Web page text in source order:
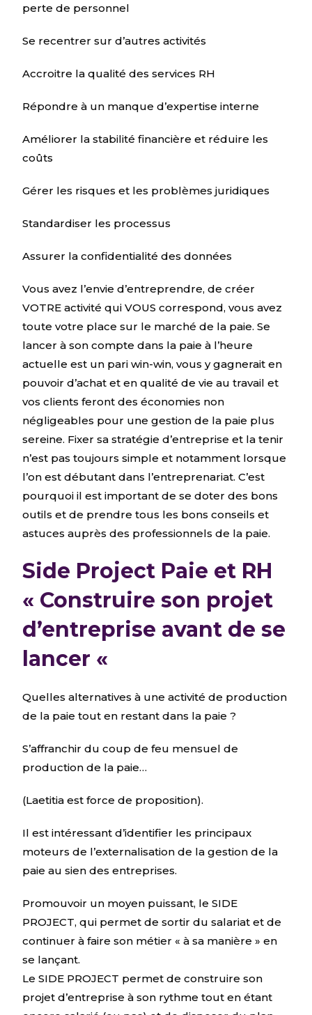
perte de personnel
Se recentrer sur d’autres activités
Accroitre la qualité des services RH
Répondre à un manque d’expertise interne
Améliorer la stabilité financière et réduire les
coûts
Gérer les risques et les problèmes juridiques
Standardiser les processus
Assurer la confidentialité des données
Vous avez l’envie d’entreprendre, de créer
VOTRE activité qui VOUS correspond, vous avez
toute votre place sur le marché de la paie. Se
lancer à son compte dans la paie à l’heure
actuelle est un pari win-win, vous y gagnerait en
pouvoir d’achat et en qualité de vie au travail et
vos clients feront des économies non
négligeables pour une gestion de la paie plus
sereine. Fixer sa stratégie d’entreprise et la tenir
n’est pas toujours simple et notamment lorsque
l’on est débutant dans l’entreprenariat. C’est
pourquoi il est important de se doter des bons
outils et de prendre tous les bons conseils et
astuces auprès des professionnels de la paie.
Side Project Paie et RH
« Construire son projet
d’entreprise avant de se
lancer «
Quelles alternatives à une activité de production
de la paie tout en restant dans la paie ?
S’affranchir du coup de feu mensuel de
production de la paie…
(Laetitia est force de proposition).
Il est intéressant d’identifier les principaux
moteurs de l’externalisation de la gestion de la
paie au sien des entreprises.
Promouvoir un moyen puissant, le SIDE
PROJECT, qui permet de sortir du salariat et de
continuer à faire son métier « à sa manière » en
se lançant.
Le SIDE PROJECT permet de construire son
projet d’entreprise à son rythme tout en étant